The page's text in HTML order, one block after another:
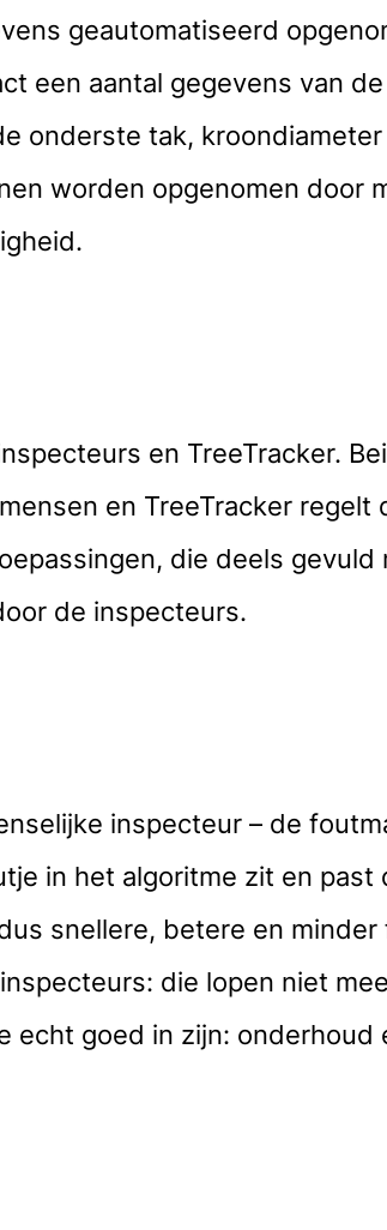
geautomatiseerd
een aantal gegevens van
onderste tak,
worden opgenomen door
en TreeTracker.
en TreeTracker regelt
die deels gevuld
de inspecteurs.
inspecteur – de
in het algoritme zit en past
snellere, betere en
die lopen niet
echt goed in zijn: onderhoud